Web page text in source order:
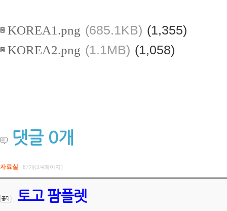
KOREA1.png (685.1KB) (1,355)
KOREA2.png (1.1MB) (1,058)
댓글 0개
자료실 87개(3/4페이지)
토고 팜플렛